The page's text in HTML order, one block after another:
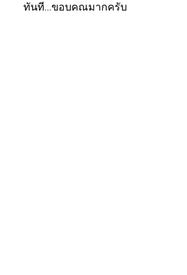
ทันที...ขอบคุณมากครับ